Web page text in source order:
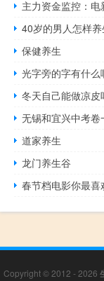
主力资金监控：
40岁的男人怎样养
保健养生
光字旁的字有什么
冬天自己能做凉皮
无锡和宜兴中考卷
道家养生
龙门养生谷
春节档电影你最喜
Copyright © 2012 - 2026